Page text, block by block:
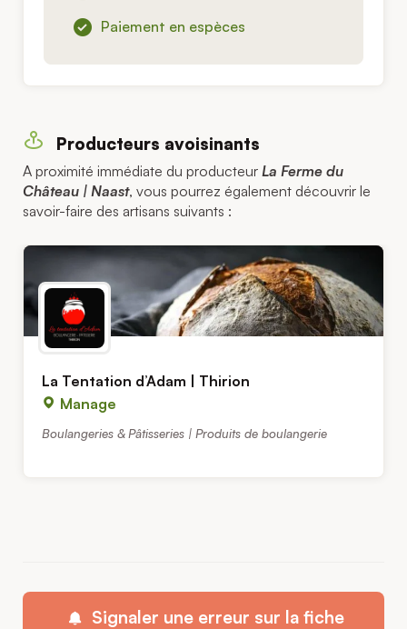
Paiement en espèces
Producteurs avoisinants
A proximité immédiate du producteur La Ferme du
Château | Naast, vous pourrez également découvrir le
savoir-faire des artisans suivants :
La Tentation d’Adam | Thirion
Manage
Boulangeries & Pâtisseries | Produits de boulangerie
Signaler une erreur sur la fiche